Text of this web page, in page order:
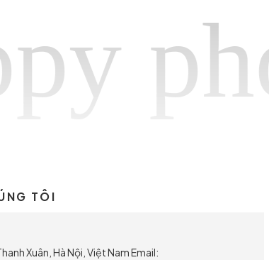
TÔI
Xuân, Hà Nội, Việt Nam Email: